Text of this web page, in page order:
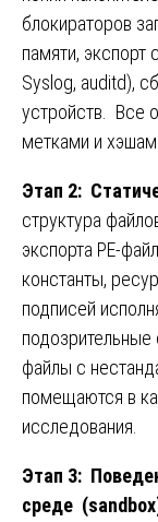
блокираторов
памяти,
Syslog, auditd),
устройств. Все
метками и
Этап 2:
структура
экспорта PE-
константы,
подписей
файлы с
помещаются в
исследования.
Этап 3:
среде